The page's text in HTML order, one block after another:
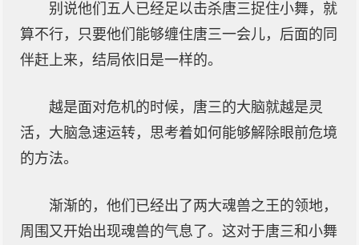
别说他们五人已经足以击杀唐三捉住小舞，就
算不行，只要他们能够缠住唐三一会儿，后面的同
伴赶上来，结局依旧是一样的。
越是面对危机的时候，唐三的大脑就越是灵
活，大脑急速运转，思考着如何能够解除眼前危境
的方法。
渐渐的，他们已经出了两大魂兽之王的领地，
周围又开始出现魂兽的气息了。这对于唐三和小舞